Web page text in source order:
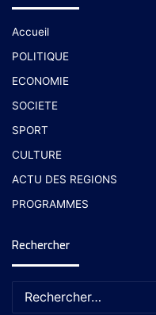
Accueil
POLITIQUE
ECONOMIE
SOCIETE
SPORT
CULTURE
ACTU DES REGIONS
PROGRAMMES
Rechercher